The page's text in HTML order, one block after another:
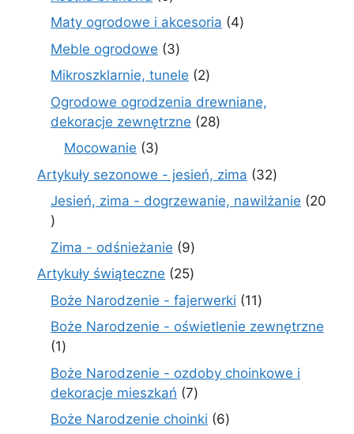
produktów
Maty ogrodowe i akcesoria 44
Meble ogrodowe 33
produkty
Mikroszklarnie, tunele 22
produkty
Ogrodowe ogrodzenia drewniane,
dekoracje zewnętrzne
2828
Mocowanie 33
produkty
Artykuły sezonowe - jesień, zima 3232
produkty
Jesień, zima - dogrzewanie, nawilżanie
20
20
produktów
Zima - odśnieżanie 99
produktów
Artykuły świąteczne 2525
produktów
Boże Narodzenie - fajerwerki 1111
produktów
Boże Narodzenie - oświetlenie zewnętrzne
11
produkt
Boże Narodzenie - ozdoby choinkowe i
dekoracje mieszkań 77
produktów
Boże Narodzenie choinki 66